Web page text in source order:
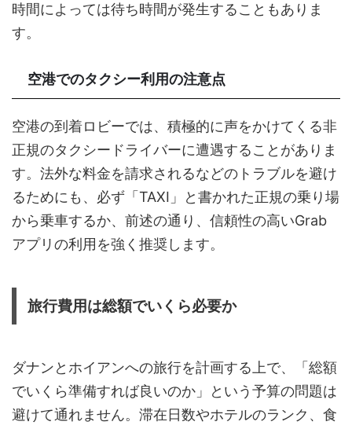
時間によっては待ち時間が発生することもありま
す。
空港でのタクシー利用の注意点
空港の到着ロビーでは、積極的に声をかけてくる非
正規のタクシードライバーに遭遇することがありま
す。法外な料金を請求されるなどのトラブルを避け
るためにも、必ず「TAXI」と書かれた正規の乗り場
から乗車するか、前述の通り、信頼性の高いGrab
アプリの利用を強く推奨します。
旅行費用は総額でいくら必要か
ダナンとホイアンへの旅行を計画する上で、「総額
でいくら準備すれば良いのか」という予算の問題は
避けて通れません。滞在日数やホテルのランク、食